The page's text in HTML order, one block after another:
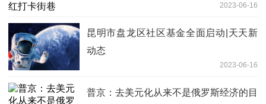
2023-06-16
昆明市盘龙区社区基金全面启动|天天新
动态
2023-06-16
普京：去美元化从来不是俄罗斯经济的目